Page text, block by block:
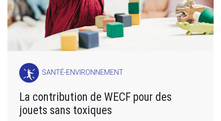
SANTÉ-ENVIRONNEMENT
La contribution de WECF pour des
jouets sans toxiques